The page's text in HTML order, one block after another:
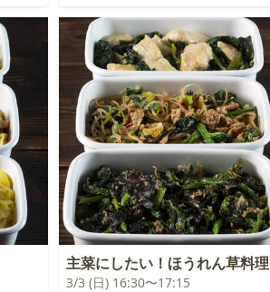
主菜にしたい！ほうれん草料理
3/3 (日) 16:30〜17:15